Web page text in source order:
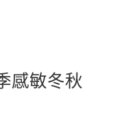
感敏冬秋